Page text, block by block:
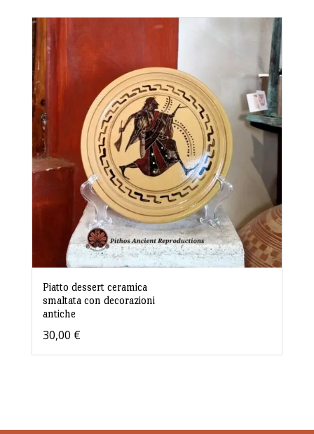
Piatto dessert ceramica
smaltata con decorazioni
antiche
30,00 €